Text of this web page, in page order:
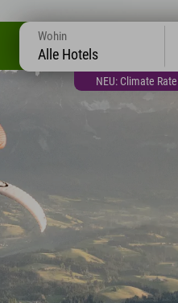
NEU: Climate
Wohin
Alle Hotels